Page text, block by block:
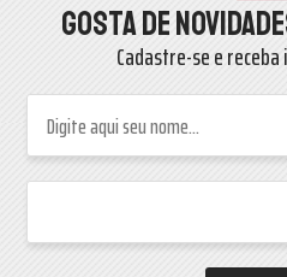
Gosta de
Cadastre-se e